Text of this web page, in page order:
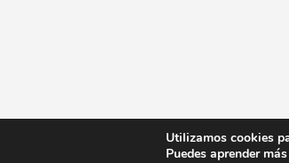
Utilizamos cookies
Puedes aprender